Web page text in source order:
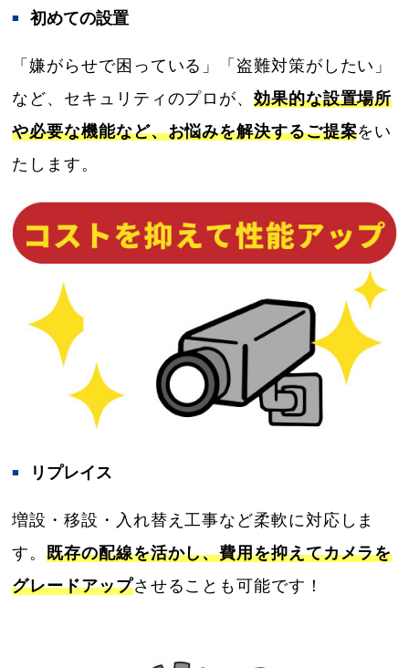
初めての設置
「嫌がらせで困っている」「盗難対策がしたい」
など、セキュリティのプロが、効果的な設置場所
や必要な機能など、お悩みを解決するご提案をい
たします。
リプレイス
増設・移設・入れ替え工事など柔軟に対応しま
す。既存の配線を活かし、費用を抑えてカメラを
グレードアップさせることも可能です！